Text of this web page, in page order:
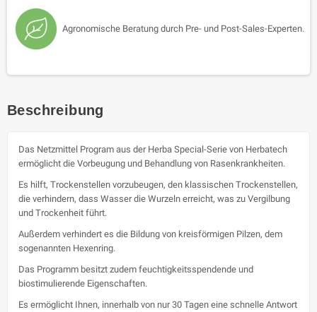
Agronomische Beratung durch Pre- und Post-Sales-Experten.
Beschreibung
Das Netzmittel Program aus der Herba Special-Serie von Herbatech
ermöglicht die Vorbeugung und Behandlung von Rasenkrankheiten.
Es hilft, Trockenstellen vorzubeugen, den klassischen Trockenstellen,
die verhindern, dass Wasser die Wurzeln erreicht, was zu Vergilbung
und Trockenheit führt.
Außerdem verhindert es die Bildung von kreisförmigen Pilzen, dem
sogenannten Hexenring.
Das Programm besitzt zudem feuchtigkeitsspendende und
biostimulierende Eigenschaften.
Es ermöglicht Ihnen, innerhalb von nur 30 Tagen eine schnelle Antwort